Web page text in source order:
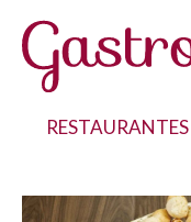
RESTAURANTES